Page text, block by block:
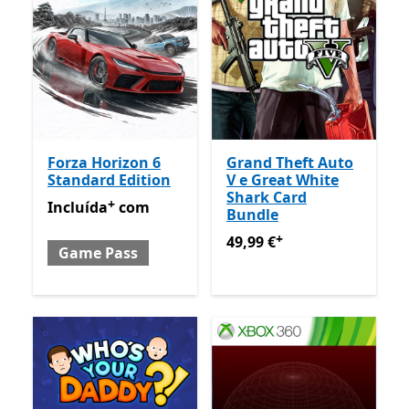
Forza Horizon 6
Standard Edition
Incluída com Game Pass
Ofertas em compras de
Incluída+ com
Game Pass
Grand Theft Auto
V e Great White
Shark Card
Bundle
49,99 €Ofertas em
49,99 €+